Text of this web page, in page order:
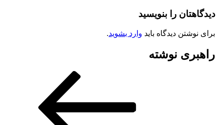
دیدگاهتان را بنویسید
برای نوشتن دیدگاه باید وارد بشوید.
راهبری نوشته